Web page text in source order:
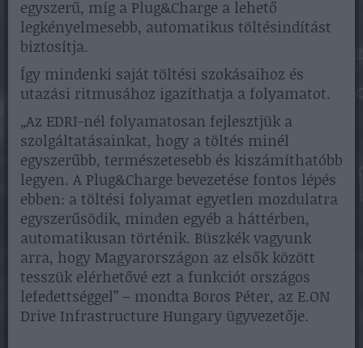
egyszerű, míg a Plug&Charge a lehető
legkényelmesebb, automatikus töltésindítást
biztosítja.
Így mindenki saját töltési szokásaihoz és
utazási ritmusához igazíthatja a folyamatot.
„Az EDRI-nél folyamatosan fejlesztjük a
szolgáltatásainkat, hogy a töltés minél
egyszerűbb, természetesebb és kiszámíthatóbb
legyen. A Plug&Charge bevezetése fontos lépés
ebben: a töltési folyamat egyetlen mozdulatra
egyszerűsödik, minden egyéb a háttérben,
automatikusan történik. Büszkék vagyunk
arra, hogy Magyarországon az elsők között
tesszük elérhetővé ezt a funkciót országos
lefedettséggel” – mondta Boros Péter, az E.ON
Drive Infrastructure Hungary ügyvezetője.